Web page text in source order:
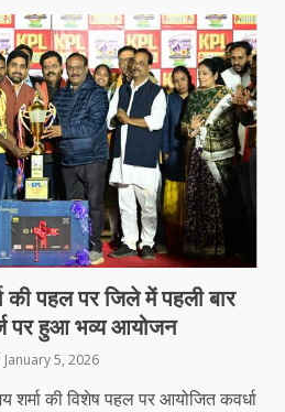
की पहल पर जिले में पहली बार
पर हुआ भव्य आयोजन
January 5, 2026
शर्मा की विशेष पहल पर आयोजित कवर्धा